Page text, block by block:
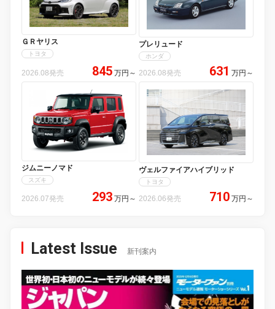
ＧＲヤリス
トヨタ
2026.08発売 845 万円 ～
プレリュード
ホンダ
2026.08発売 631 万円 ～
ジムニーノマド
スズキ
2026.07発売 293 万円 ～
ヴェルファイアハイブリッド
トヨタ
2026.06発売 710 万円 ～
Latest Issue 新刊案内